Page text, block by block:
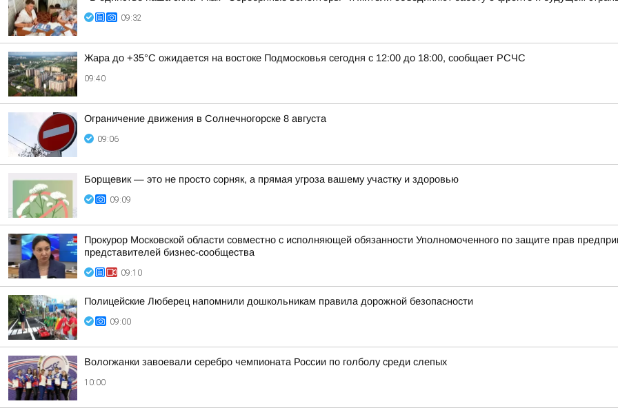
09:32
Жара до +35°C ожидается на востоке Подмосковья сегодня с 12:00 до 18:00, сообщает РСЧС
09:40
Ограничение движения в Солнечногорске 8 августа
09:06
Борщевик — это не просто сорняк, а прямая угроза вашему участку и здоровью
09:09
Прокурор Московской области совместно с исполняющей обязанности Уполномоченного по защите прав
представителей бизнес-сообщества
09:10
Полицейские Люберец напомнили дошкольникам правила дорожной безопасности
09:00
Вологжанки завоевали серебро чемпионата России по голболу среди слепых
10:00